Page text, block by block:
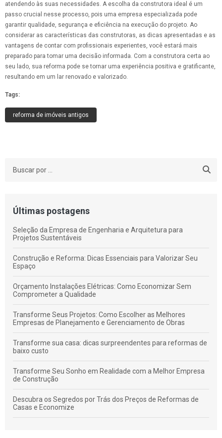
atendendo às suas necessidades. A escolha da construtora ideal é um
passo crucial nesse processo, pois uma empresa especializada pode
garantir qualidade, segurança e eficiência na execução do projeto. Ao
considerar as características das construtoras, as dicas apresentadas e as
vantagens de contar com profissionais experientes, você estará mais
preparado para tomar uma decisão informada. Com a construtora certa ao
seu lado, sua reforma pode se tornar uma experiência positiva e gratificante,
resultando em um lar renovado e valorizado.
Tags:
reforma de imóveis antigos
Últimas postagens
Seleção da Empresa de Engenharia e Arquitetura para
Projetos Sustentáveis
Construção e Reforma: Dicas Essenciais para Valorizar Seu
Espaço
Orçamento Instalações Elétricas: Como Economizar Sem
Comprometer a Qualidade
Transforme Seus Projetos: Como Escolher as Melhores
Empresas de Planejamento e Gerenciamento de Obras
Transforme sua casa: dicas surpreendentes para reformas de
baixo custo
Transforme Seu Sonho em Realidade com a Melhor Empresa
de Construção
Descubra os Segredos por Trás dos Preços de Reformas de
Casas e Economize